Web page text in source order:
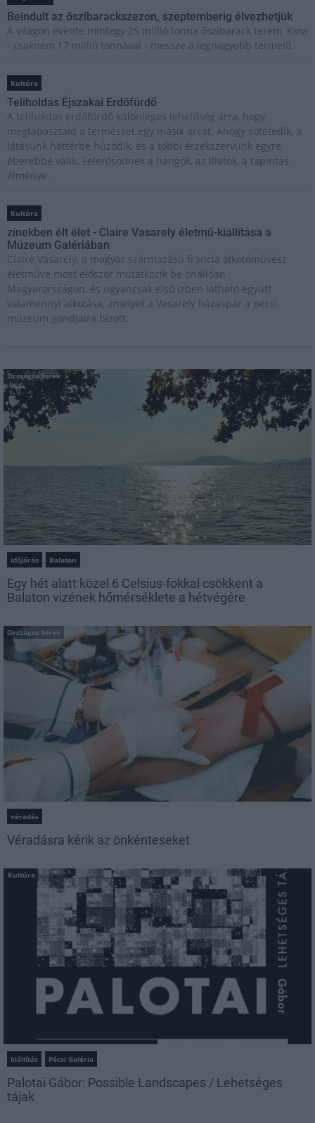
Beindult az őszibarackszezon, szeptemberig élvezhetjük
A világon évente mintegy 25 millió tonna őszibarack terem, Kína
- csaknem 17 millió tonnával - messze a legnagyobb termelő.
Kultúra
Teliholdas Éjszakai Erdőfürdő
A teliholdas erdőfürdő különleges lehetőség arra, hogy
megtapasztald a természet egy másik arcát. Ahogy sötétedik, a
látásunk háttérbe húzódik, és a többi érzékszervünk egyre
éberebbé válik. Felerősödnek a hangok, az illatok, a tapintás
élménye.
Kultúra
zínekben élt élet - Claire Vasarely életmű-kiállítása a
Múzeum Galériában
Claire Vasarely, a magyar származású francia alkotóművész
életműve most először mutatkozik be önállóan
Magyarországon, és ugyancsak első ízben látható együtt
valamennyi alkotása, amelyet a Vasarely házaspár a pécsi
múzeum gondjaira bízott.
Országos hírek
időjárás Balaton
Egy hét alatt közel 6 Celsius-fokkal csökkent a
Balaton vizének hőmérséklete a hétvégére
Országos hírek
véradás
Véradásra kérik az önkénteseket
Kultúra
kiállítás Pécsi Galéria
Palotai Gábor: Possible Landscapes / Lehetséges
tájak